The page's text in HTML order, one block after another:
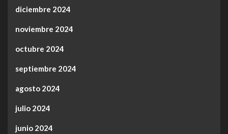
diciembre 2024
noviembre 2024
octubre 2024
septiembre 2024
agosto 2024
julio 2024
junio 2024